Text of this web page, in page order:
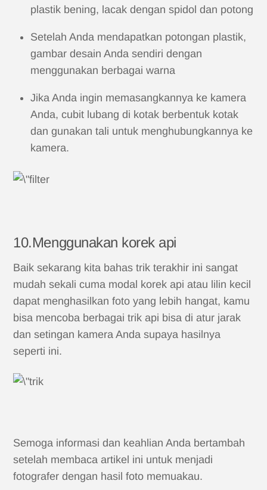
plastik bening, lacak dengan spidol dan potong
Setelah Anda mendapatkan potongan plastik,
gambar desain Anda sendiri dengan
menggunakan berbagai warna
Jika Anda ingin memasangkannya ke kamera
Anda, cubit lubang di kotak berbentuk kotak
dan gunakan tali untuk menghubungkannya ke
kamera.
10.Menggunakan korek api
Baik sekarang kita bahas trik terakhir ini sangat
mudah sekali cuma modal korek api atau lilin kecil
dapat menghasilkan foto yang lebih hangat, kamu
bisa mencoba berbagai trik api bisa di atur jarak
dan setingan kamera Anda supaya hasilnya
seperti ini.
Semoga informasi dan keahlian Anda bertambah
setelah membaca artikel ini untuk menjadi
fotografer dengan hasil foto memuakau.